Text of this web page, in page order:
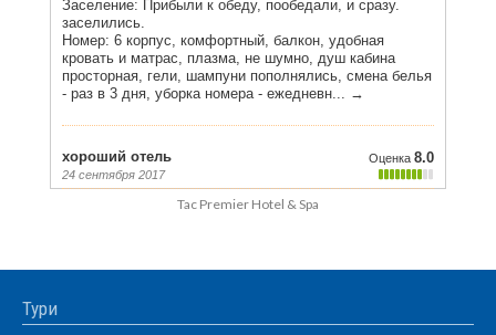
Tac Premier Hotel & Spa
Тури